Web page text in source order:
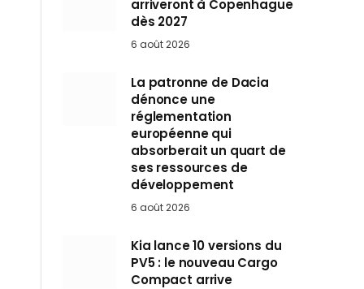
arriveront à Copenhague
dès 2027
6 août 2026
La patronne de Dacia
dénonce une
réglementation
européenne qui
absorberait un quart de
ses ressources de
développement
6 août 2026
Kia lance 10 versions du
PV5 : le nouveau Cargo
Compact arrive